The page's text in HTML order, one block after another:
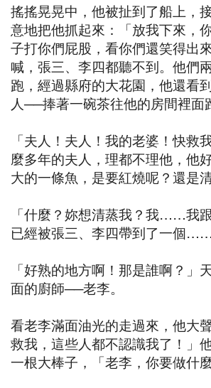
搖搖晃晃中，他被扯到了船上，
意地把他抓起來：「放我下來，
子打你們屁股，看你們還笑得出
喊，張三、李四都聽不到。他們
跑，經過縣府的大花園，他還看
人──捧著一碗茶往他的房間裡面
「夫人！夫人！我的老婆！快
麼多年的夫人，理都不理他，他
大的一條魚，是要紅燒呢？還是清
「什麼？妳想清蒸我？我……我
已經被張三、李四帶到了一個……
「好熟的地方啊！那是誰啊？」
面的廚師──老李。
看老李滿面油光的走過來，他大
救我，這些人都不認識我了！」
一根大棒子，「老李，你要做什麼